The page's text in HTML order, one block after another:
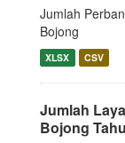
Jumlah
Bojong
XLSX CSV
Jumlah
Bojong